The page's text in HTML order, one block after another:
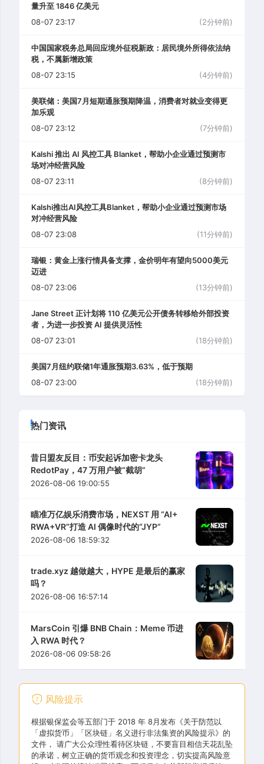
量升至 1846 亿美元
08-07 23:17
(2分钟前)
中国国家税务总局回应境外征税新政：居民境外所得依法纳
税，不属新增政策
08-07 23:15
(4分钟前)
美联储：美国7月短期通胀预期降温，消费者对就业变得更
加乐观
08-07 23:12
(7分钟前)
Kalshi 推出 AI 风控工具 Blanket，帮助小企业通过预测市
场对冲经营风险
08-07 23:11
(8分钟前)
Kalshi推出AI风控工具Blanket，帮助小企业通过预测市场
对冲经营风险
08-07 23:08
(11分钟前)
瑞银：黄金上涨行情具备支撑，金价明年有望向5000美元
迈进
08-07 23:06
(13分钟前)
Jane Street 正计划将 110 亿美元公开债务转移给外部投资
者，为进一步投资 AI 提供灵活性
08-07 23:01
(18分钟前)
美国7月纽约联储1年通胀预期3.63%，低于预期
08-07 23:00
(18分钟前)
热门资讯
昔日盟友反目：币安起诉加密卡龙头
RedotPay，47 万用户被“截胡”
2026-08-06 19:00:55
瞄准万亿娱乐消费市场，NEXST 用 “AI+
RWA+VR”打造 AI 偶像时代的“JYP”
2026-08-06 18:59:32
trade.xyz 越做越大，HYPE 是最后的赢家
吗？
2026-08-06 16:57:14
MarsCoin 引爆 BNB Chain：Meme 币进
入 RWA 时代？
2026-08-06 09:58:26
风险提示
根据银保监会等五部门于 2018 年 8月发布《关于防范以
「虚拟货币」「区块链」名义进行非法集资的风险提示》的
文件， 请广大公众理性看待区块链，不要盲目相信天花乱坠
的承诺，树立正确的货币观念和投资理念，切实提高风险意